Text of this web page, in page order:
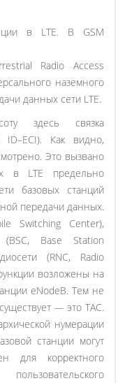
в LTE. В GSM
Radio Access
наземного
данных сети LTE.
здесь связка
ID–ECI). Как видно,
Это вызвано
в LTE предельно
базовых станций
передачи данных.
Switching Center),
(BSC, Base Station
(RNC, Radio
возложены на
eNodeB. Тем не
— это TAC.
нумерации
станции могут
для корректного